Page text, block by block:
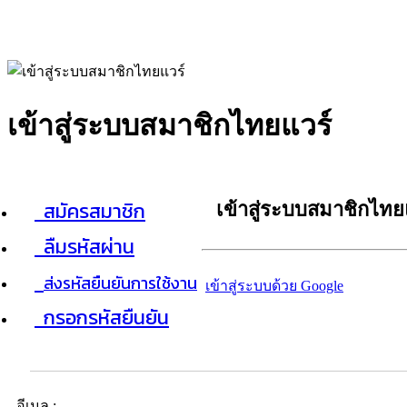
เข้าสู่ระบบสมาชิกไทยแวร์
สมัครสมาชิก
ลืมรหัสผ่าน
ส่งรหัสยืนยันการใช้งาน
กรอกรหัสยืนยัน
เข้าสู่ระบบสมาชิกไท
เข้าสู่ระบบด้วย Google